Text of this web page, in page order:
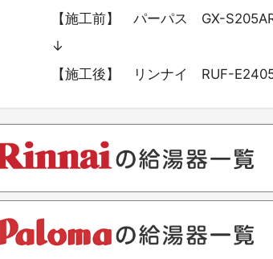
【施工前】 パーパス GX-
↓
【施工後】 リンナイ RUF-